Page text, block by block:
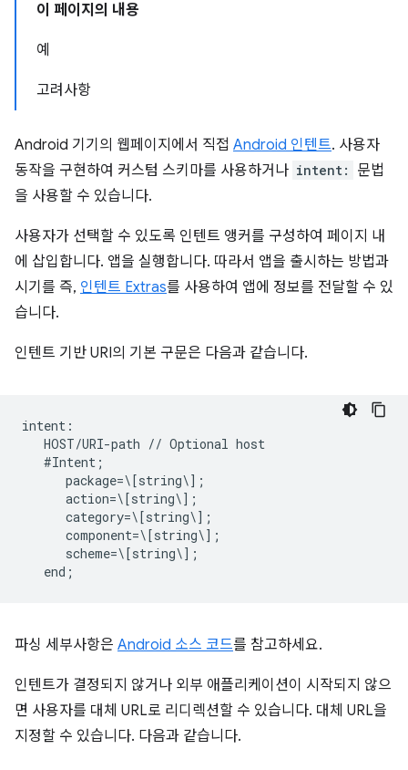
이 페이지의 내용
예
고려사항
Android 기기의 웹페이지에서 직접 Android 인텐트. 사용자
동작을 구현하여 커스텀 스키마를 사용하거나 intent:
문법
을 사용할 수 있습니다.
사용자가 선택할 수 있도록 인텐트 앵커를 구성하여 페이지 내
에 삽입합니다. 앱을 실행합니다. 따라서 앱을 출시하는 방법과
시기를 즉, 인텐트 Extras를 사용하여 앱에 정보를 전달할 수 있
습니다.
인텐트 기반 URI의 기본 구문은 다음과 같습니다.
intent:
   HOST/URI-path // Optional host
   #Intent;
      package=\[string\];
      action=\[string\];
      category=\[string\];
      component=\[string\];
      scheme=\[string\];
파싱 세부사항은 Android 소스 코드를 참고하세요.
인텐트가 결정되지 않거나 외부 애플리케이션이 시작되지 않으
면 사용자를 대체 URL로 리디렉션할 수 있습니다. 대체 URL을
지정할 수 있습니다. 다음과 같습니다.